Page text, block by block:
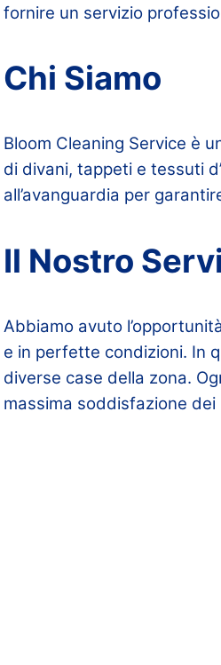
fornire un servizio
Chi Siamo
Bloom Cleaning Service è
di divani, tappeti e tessuti
all’avanguardia per
Il Nostro
Abbiamo avuto
e in perfette condizioni. In
diverse case della zona.
massima soddisfazione